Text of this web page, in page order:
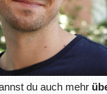
du auch mehr